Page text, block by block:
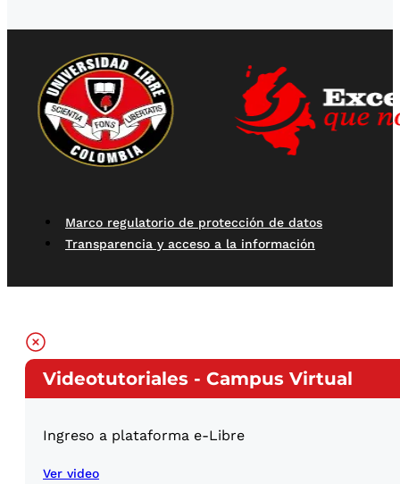
Marco regulatorio de protección de datos
Transparencia y acceso a la información
Videotutoriales - Campus Virtual
Ingreso a plataforma e-Libre
Ver video